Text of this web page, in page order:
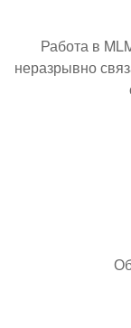
Работа в
неразрывно